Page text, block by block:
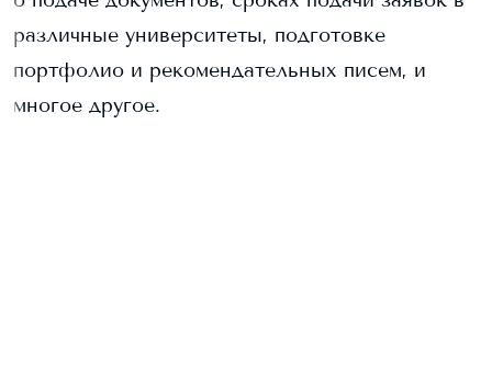
различные университеты, подготовке
портфолио и рекомендательных писем, и
многое другое.